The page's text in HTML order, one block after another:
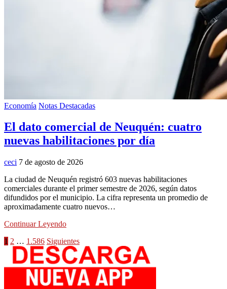
Economía Notas Destacadas
El dato comercial de Neuquén: cuatro
nuevas habilitaciones por día
ceci 7 de agosto de 2026
La ciudad de Neuquén registró 603 nuevas habilitaciones
comerciales durante el primer semestre de 2026, según datos
difundidos por el municipio. La cifra representa un promedio de
aproximadamente cuatro nuevos…
Continuar Leyendo
Paginación
entradas
1 2 … 1.586 Siguientes